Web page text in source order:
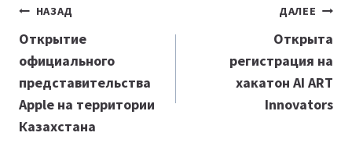
Навигация
по
записям
НАЗАД
Открытие
официального
представительства
Apple на территории
Казахстана
ДАЛЕЕ
Открыта
регистрация на
хакатон AI ART
Innovators